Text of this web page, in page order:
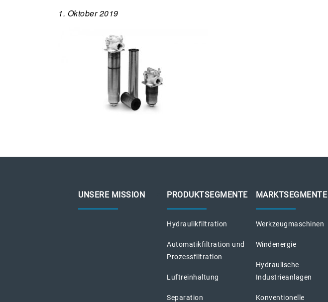
1. Oktober 2019
UNSERE MISSION PRODUKTSEGMENTE
Hydraulikfiltration
Automatikfiltration und
Prozessfiltration
Luftreinhaltung
Separation
MARKTSEGMENTE
Werkzeugmaschinen
Windenergie
Hydraulische
Industrieanlagen
Konventionelle